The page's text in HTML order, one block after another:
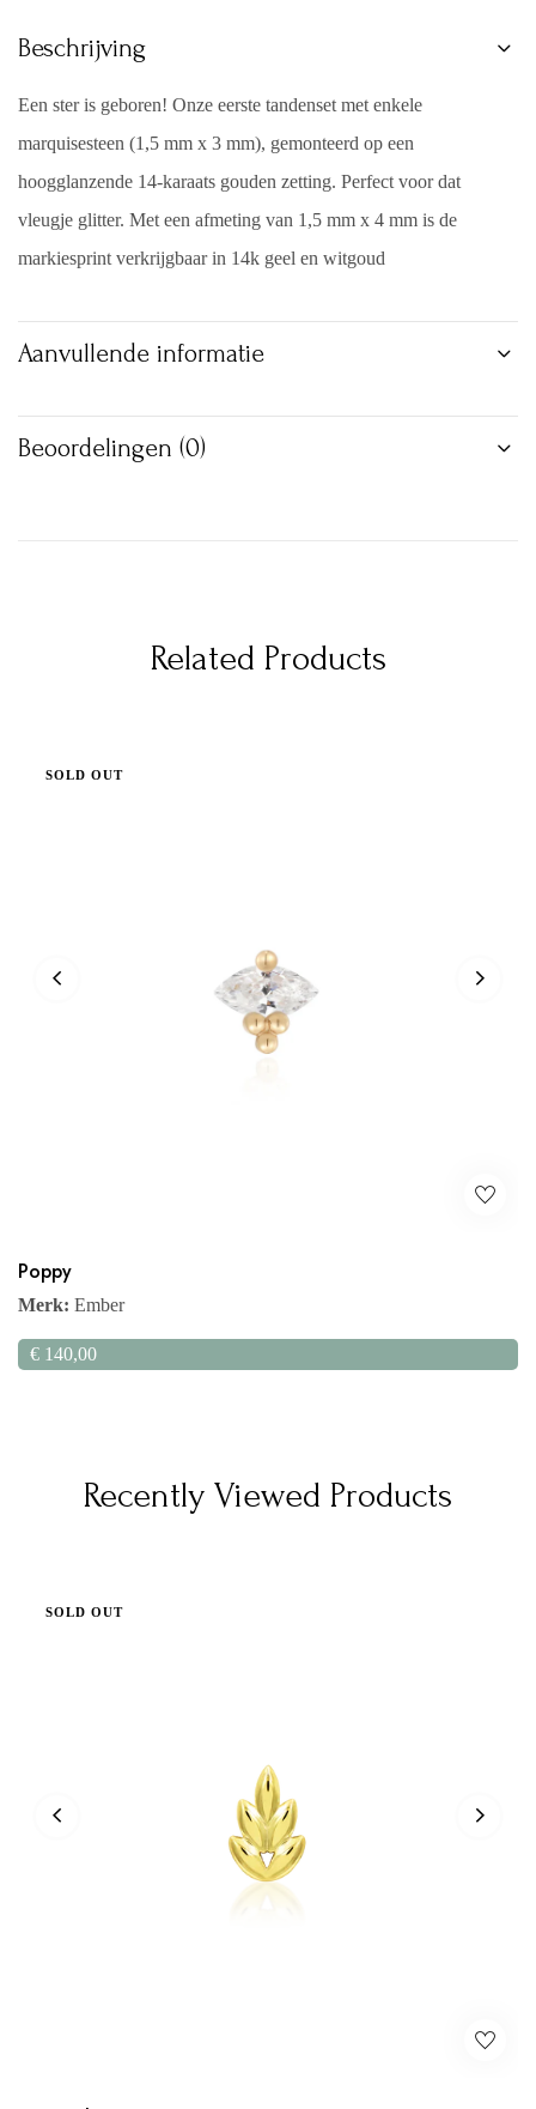
Beschrijving
Een ster is geboren! Onze eerste tandenset met enkele
marquisesteen (1,5 mm x 3 mm), gemonteerd op een
hoogglanzende 14-karaats gouden zetting. Perfect voor dat
vleugje glitter. Met een afmeting van 1,5 mm x 4 mm is de
markiesprint verkrijgbaar in 14k geel en witgoud
Aanvullende informatie
Beoordelingen (0)
Related Products
SOLD OUT
Poppy
Merk: Ember
€ 140,00
Recently Viewed Products
SOLD OUT